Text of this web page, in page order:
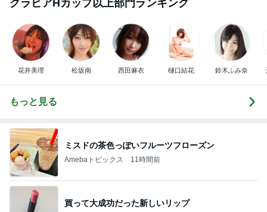
グラビアHカップ以上部門ランキング
花井美理 松坂南 西田麻衣 樋口結花 鈴木ふみ奈
もっと見る
ミスドの茶色っぽいフルーツフローズン
Amebaトピックス 11時間前
買って大成功だった新しいリップ